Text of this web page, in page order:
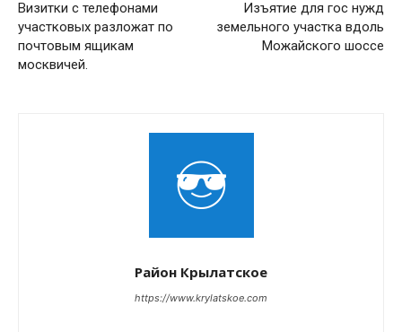
Визитки с телефонами
участковых разложат по
почтовым ящикам
москвичей.
Изъятие для гос нужд
земельного участка вдоль
Можайского шоссе
Район Крылатское
https://www.krylatskoe.com